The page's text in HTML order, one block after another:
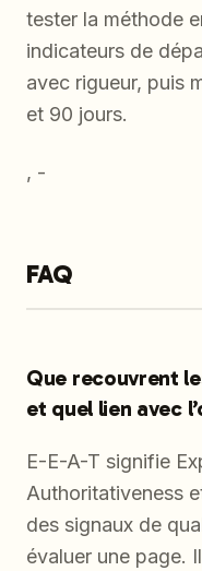
tester la méthode
indicateurs de
avec rigueur, puis
et 90 jours.
, -
FAQ
Que recouvrent
et quel lien avec
E-E-A-T signifie
Authoritativeness
des signaux de
évaluer une page.